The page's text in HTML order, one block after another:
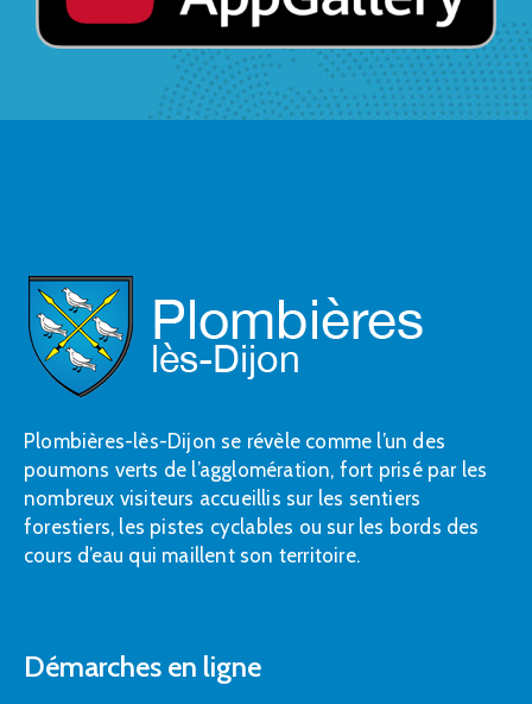
Plombières-lès-Dijon se révèle comme l’un des
poumons verts de l’agglomération, fort prisé par les
nombreux visiteurs accueillis sur les sentiers
forestiers, les pistes cyclables ou sur les bords des
cours d’eau qui maillent son territoire.
Démarches en ligne